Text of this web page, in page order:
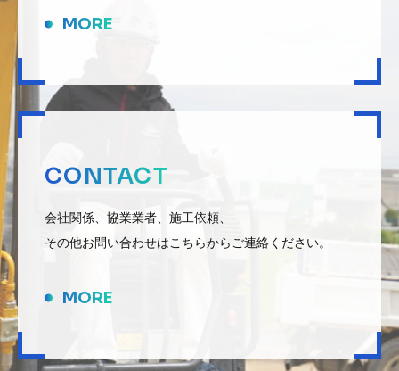
MORE
CONTACT
会社関係、協業業者、施工依頼、
その他お問い合わせはこちらからご連絡ください。
MORE